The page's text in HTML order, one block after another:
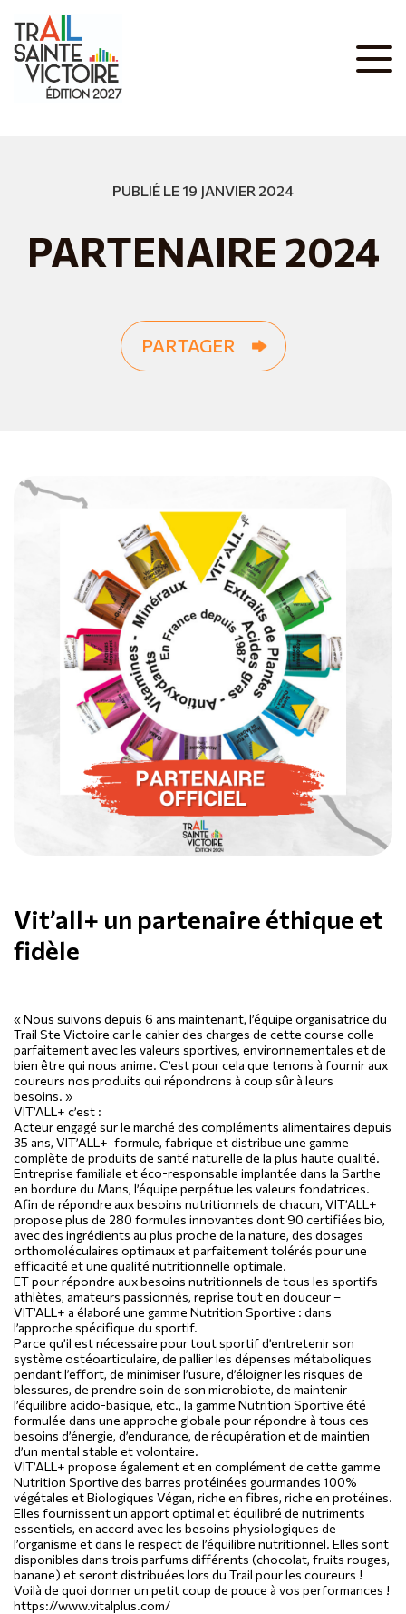
PUBLIÉ LE 19 JANVIER 2024
PARTENAIRE 2024
PARTAGER
Vit’all+ un partenaire éthique et
fidèle
«Nous suivons depuis 6 ans maintenant, l’équipe organisatrice du
Trail Ste Victoire car le cahier des charges de cette course colle
parfaitement avec les valeurs sportives, environnementales et de
bien être qui nous anime. C’est pour cela que tenons à fournir aux
coureurs nos produits qui répondrons à coup sûr à leurs
besoins. »
VIT’ALL+ c’est :
Acteur engagé sur le marché des compléments alimentaires depuis
35 ans, VIT’ALL+ formule, fabrique et distribue une gamme
complète de produits de santé naturelle de la plus haute qualité.
Entreprise familiale et éco-responsable implantée dans la Sarthe
en bordure du Mans, l’équipe perpétue les valeurs fondatrices.
Afin de répondre aux besoins nutritionnels de chacun, VIT’ALL+
propose plus de 280 formules innovantes dont 90 certifiées bio,
avec des ingrédients au plus proche de la nature, des dosages
orthomoléculaires optimaux et parfaitement tolérés pour une
efficacité et une qualité nutritionnelle optimale.
ET pour répondre aux besoins nutritionnels de tous les sportifs –
athlètes, amateurs passionnés, reprise tout en douceur –
VIT’ALL+ a élaboré une gamme Nutrition Sportive : dans
l’approche spécifique du sportif.
Parce qu’il est nécessaire pour tout sportif d’entretenir son
système ostéoarticulaire, de pallier les dépenses métaboliques
pendant l’effort, de minimiser l’usure, d’éloigner les risques de
blessures, de prendre soin de son microbiote, de maintenir
l’équilibre acido-basique, etc., la gamme Nutrition Sportive été
formulée dans une approche globale pour répondre à tous ces
besoins d’énergie, d’endurance, de récupération et de maintien
d’un mental stable et volontaire.
VIT’ALL+ propose également et en complément de cette gamme
Nutrition Sportive des barres protéinées gourmandes 100%
végétales et Biologiques Végan, riche en fibres, riche en protéines.
Elles fournissent un apport optimal et équilibré de nutriments
essentiels, en accord avec les besoins physiologiques de
l’organisme et dans le respect de l’équilibre nutritionnel. Elles sont
disponibles dans trois parfums différents (chocolat, fruits rouges,
banane) et seront distribuées lors du Trail pour les coureurs !
Voilà de quoi donner un petit coup de pouce à vos performances !
https://www.vitalplus.com/